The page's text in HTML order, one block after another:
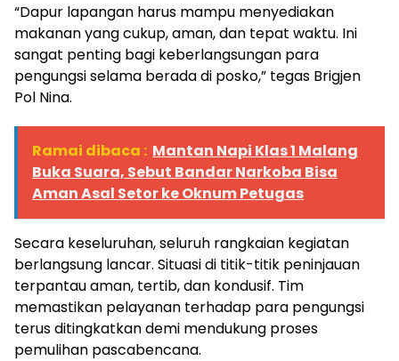
“Dapur lapangan harus mampu menyediakan
makanan yang cukup, aman, dan tepat waktu. Ini
sangat penting bagi keberlangsungan para
pengungsi selama berada di posko,” tegas Brigjen
Pol Nina.
Ramai dibaca : Mantan Napi Klas 1 Malang
Buka Suara, Sebut Bandar Narkoba Bisa
Aman Asal Setor ke Oknum Petugas
Secara keseluruhan, seluruh rangkaian kegiatan
berlangsung lancar. Situasi di titik-titik peninjauan
terpantau aman, tertib, dan kondusif. Tim
memastikan pelayanan terhadap para pengungsi
terus ditingkatkan demi mendukung proses
pemulihan pascabencana.